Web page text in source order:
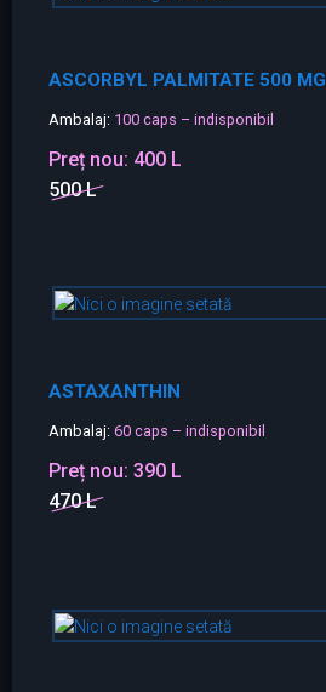
ASCORBYL PALMITATE 500 MG
Ambalaj: 100 caps – indisponibil
Preț nou: 400 L
500 L
ASTAXANTHIN
Ambalaj: 60 caps – indisponibil
Preț nou: 390 L
470 L